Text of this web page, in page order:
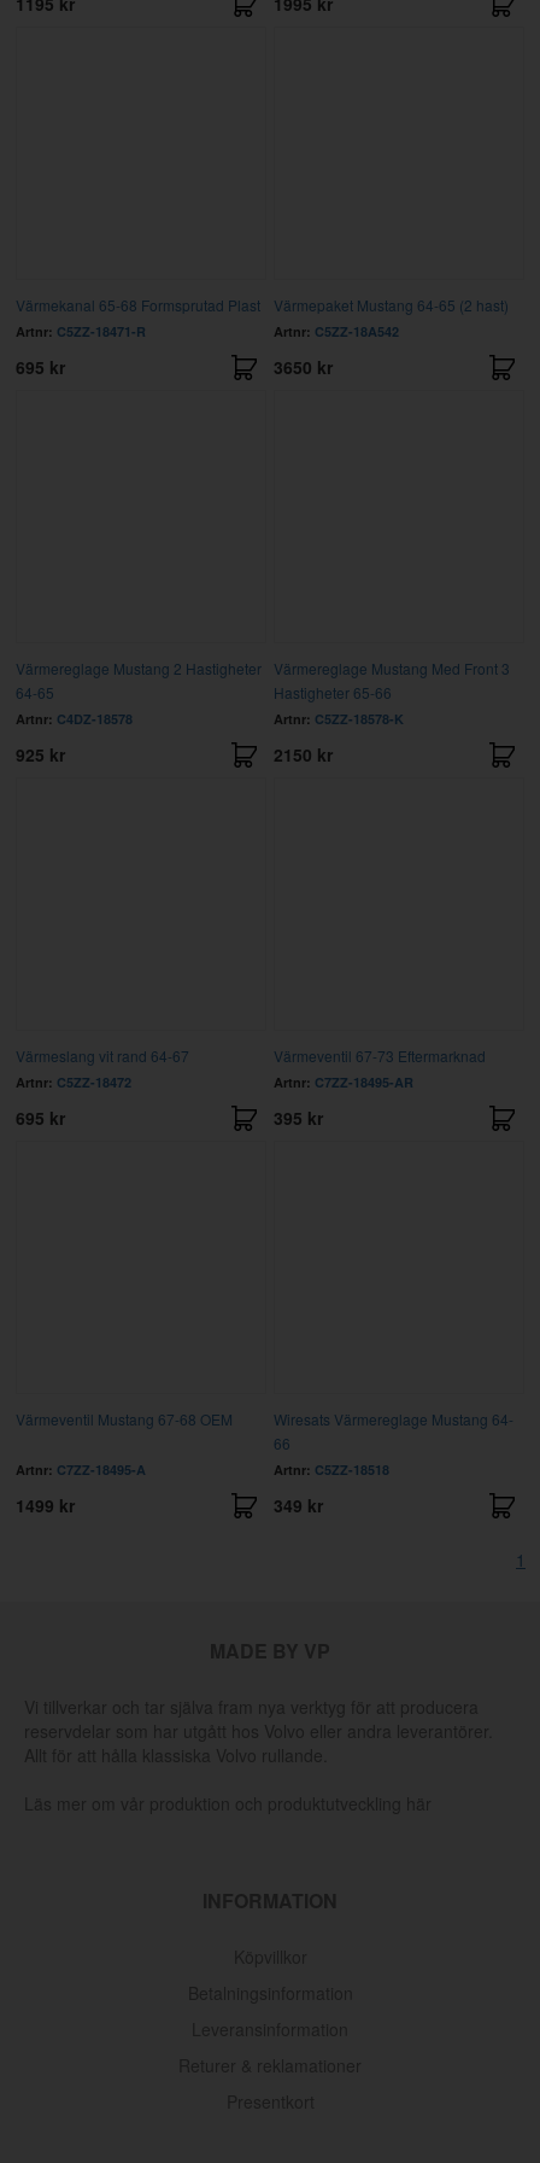
Värmekanal 65-68 Formsprutad Plast
Artnr: C5ZZ-18471-R
695 kr
Värmepaket Mustang 64-65 (2 hast)
Artnr: C5ZZ-18A542
3650 kr
Värmereglage Mustang 2 Hastigheter
64-65
Artnr: C4DZ-18578
925 kr
Värmereglage Mustang Med Front 3
Hastigheter 65-66
Artnr: C5ZZ-18578-K
2150 kr
Värmeslang vit rand 64-67
Artnr: C5ZZ-18472
695 kr
Värmeventil 67-73 Eftermarknad
Artnr: C7ZZ-18495-AR
395 kr
Värmeventil Mustang 67-68 OEM
Artnr: C7ZZ-18495-A
1499 kr
Wiresats Värmereglage Mustang 64-
66
Artnr: C5ZZ-18518
349 kr
1